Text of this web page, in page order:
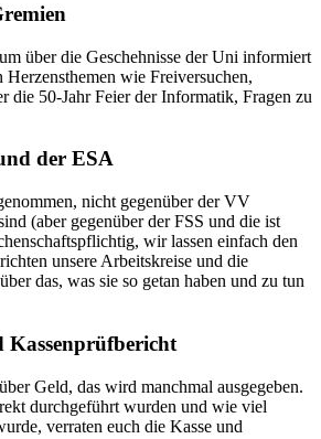
über die Geschehnisse der Uni informiert
wie Freiversuchen,
die 50-Jahr Feier der Informatik, Fragen zu
der ESA
nicht gegenüber der VV
(aber gegenüber der FSS und die ist
wir lassen einfach den
unsere Arbeitskreise und die
das, was sie so getan haben und zu tun
Kassenprüfbericht
Geld, das wird manchmal ausgegeben.
durchgeführt wurden und wie viel
verraten euch die Kasse und